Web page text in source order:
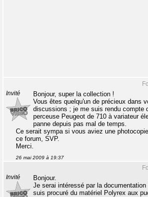
Invité
Bonjour, super la collection !
Vous êtes quelqu'un de précieux dans
discussions ; je me suis rendu compte
perceuse Peugeot de 710 à variateur
panne depuis pas mal de temps.
Ce serait sympa si vous aviez une
ce forum, SVP.
Merci.
26 mai 2009 à 19:37
Invité
Bonjour.
Je serai intéressé par la
suis procuré du matériel Polyrex aux